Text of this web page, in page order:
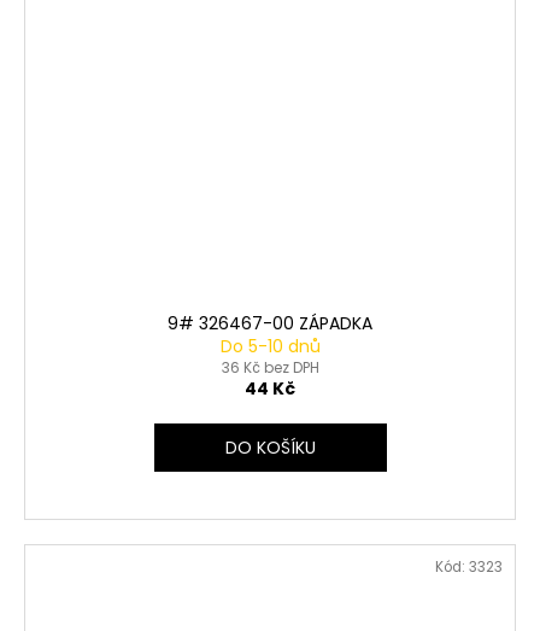
9# 326467-00 ZÁPADKA
Do 5-10 dnů
36 Kč bez DPH
44 Kč
DO KOŠÍKU
Kód: 3323